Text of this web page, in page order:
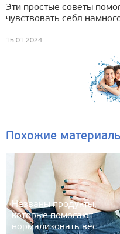
Эти простые советы
чувствовать себя
15.01.2024
Похожие
Названы продукты,
которые помогают
нормализовать вес